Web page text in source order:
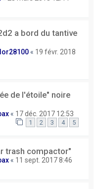
a bord du tantive
« 19 févr. 2018
de l'étoile" noire
« 17 déc. 2017 12:53
1 2 3 4 5
trash compactor"
« 11 sept. 2017 8:46